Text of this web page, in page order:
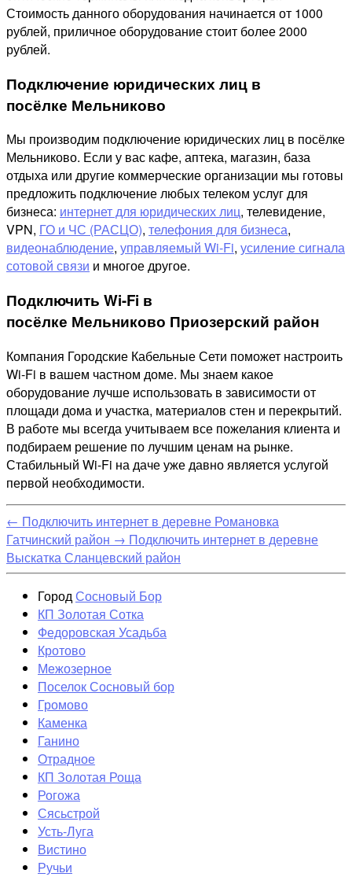
Стоимость данного оборудования начинается от 1000
рублей, приличное оборудование стоит более 2000
рублей.
Подключение юридических лиц в
посёлке Мельниково
Мы производим подключение юридических лиц в посёлке
Мельниково. Если у вас кафе, аптека, магазин, база
отдыха или другие коммерческие организации мы готовы
предложить подключение любых телеком услуг для
бизнеса: интернет для юридических лиц, телевидение,
VPN, ГО и ЧС (РАСЦО), телефония для бизнеса,
видеонаблюдение, управляемый Wi-Fi, усиление сигнала
сотовой связи и многое другое.
Подключить Wi-Fi в
посёлке Мельниково Приозерский район
Компания Городские Кабельные Сети поможет настроить
Wi-Fi в вашем частном доме. Мы знаем какое
оборудование лучше использовать в зависимости от
площади дома и участка, материалов стен и перекрытий.
В работе мы всегда учитываем все пожелания клиента и
подбираем решение по лучшим ценам на рынке.
Стабильный Wi-Fi на даче уже давно является услугой
первой необходимости.
← Подключить интернет в деревне Романовка
Гатчинский район → Подключить интернет в деревне
Выскатка Сланцевский район
ГородСосновый Бор
КП Золотая Сотка
Федоровская Усадьба
Кротово
Межозерное
Поселок Сосновый бор
Громово
Каменка
Ганино
Отрадное
КП Золотая Роща
Рогожа
Сясьстрой
Усть-Луга
Вистино
Ручьи